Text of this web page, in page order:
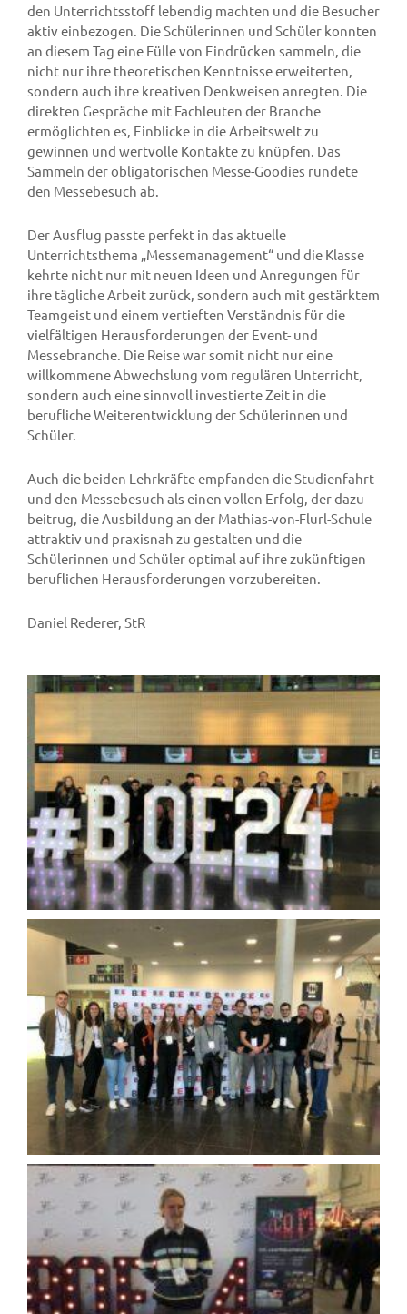
den Unterrichtsstoff lebendig machten und die Besucher
aktiv einbezogen. Die Schülerinnen und Schüler konnten
an diesem Tag eine Fülle von Eindrücken sammeln, die
nicht nur ihre theoretischen Kenntnisse erweiterten,
sondern auch ihre kreativen Denkweisen anregten. Die
direkten Gespräche mit Fachleuten der Branche
ermöglichten es, Einblicke in die Arbeitswelt zu
gewinnen und wertvolle Kontakte zu knüpfen. Das
Sammeln der obligatorischen Messe-Goodies rundete
den Messebesuch ab.
Der Ausflug passte perfekt in das aktuelle
Unterrichtsthema „Messemanagement“ und die Klasse
kehrte nicht nur mit neuen Ideen und Anregungen für
ihre tägliche Arbeit zurück, sondern auch mit gestärktem
Teamgeist und einem vertieften Verständnis für die
vielfältigen Herausforderungen der Event- und
Messebranche. Die Reise war somit nicht nur eine
willkommene Abwechslung vom regulären Unterricht,
sondern auch eine sinnvoll investierte Zeit in die
berufliche Weiterentwicklung der Schülerinnen und
Schüler.
Auch die beiden Lehrkräfte empfanden die Studienfahrt
und den Messebesuch als einen vollen Erfolg, der dazu
beitrug, die Ausbildung an der Mathias-von-Flurl-Schule
attraktiv und praxisnah zu gestalten und die
Schülerinnen und Schüler optimal auf ihre zukünftigen
beruflichen Herausforderungen vorzubereiten.
Daniel Rederer, StR